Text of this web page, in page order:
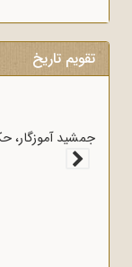
تقویم تاریخ
جمشید آموزگار،